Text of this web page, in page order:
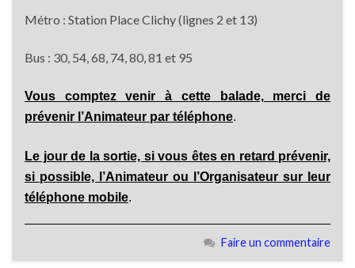
Métro : Station Place Clichy (lignes 2 et 13)
Bus : 30, 54, 68, 74, 80, 81 et 95
Vous comptez venir à cette balade, merci de
prévenir l’Animateur par téléphone.
Le jour de la sortie, si vous êtes en retard prévenir,
si possible, l’Animateur ou l’Organisateur sur leur
téléphone mobile.
Faire un commentaire